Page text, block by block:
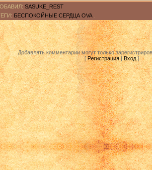
: SASUKE_REST
БЕСПОКОЙНЫЕ СЕРДЦА OVA.
Добавлять комментарии могут только
[Регистрация|Вход]